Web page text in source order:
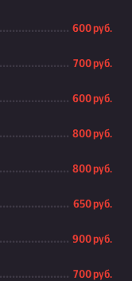
600 руб.
700 руб.
600 руб.
800 руб.
800 руб.
650 руб.
900 руб.
700 руб.